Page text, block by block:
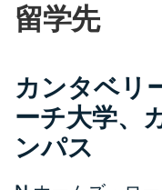
留学先
カンタベリ
ーチ大学、
ンパス